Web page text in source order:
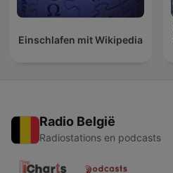
Einschlafen mit Wikipedia
Radio België
Radiostations en podcasts